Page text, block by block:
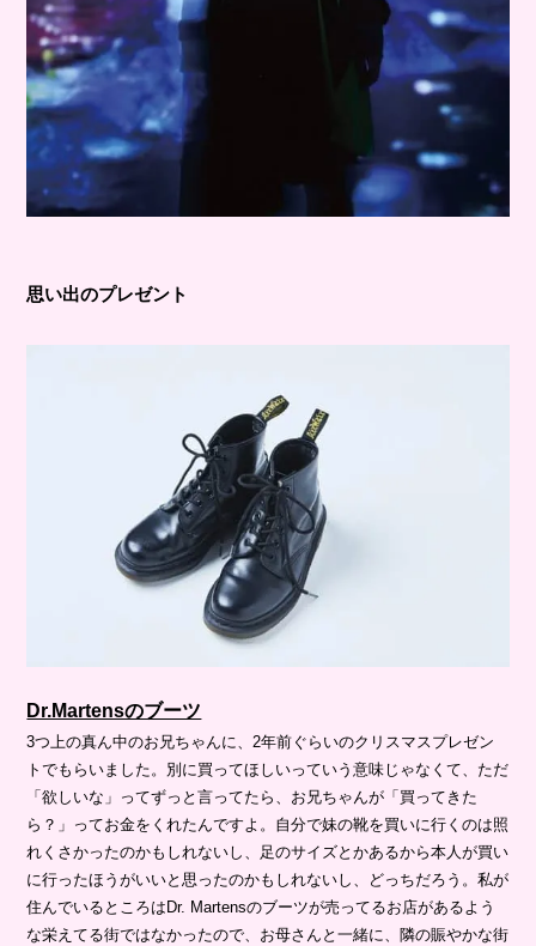
思い出のプレゼント
Dr.Martensのブーツ
3つ上の真ん中のお兄ちゃんに、2年前ぐらいのクリスマスプレゼン
トでもらいました。別に買ってほしいっていう意味じゃなくて、ただ
「欲しいな」ってずっと言ってたら、お兄ちゃんが「買ってきた
ら？」ってお金をくれたんですよ。自分で妹の靴を買いに行くのは照
れくさかったのかもしれないし、足のサイズとかあるから本人が買い
に行ったほうがいいと思ったのかもしれないし、どっちだろう。私が
住んでいるところはDr. Martensのブーツが売ってるお店があるよう
な栄えてる街ではなかったので、お母さんと一緒に、隣の賑やかな街